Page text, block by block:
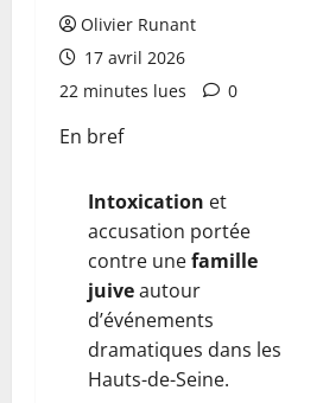
Olivier Runant
17 avril 2026
22 minutes lues
0
En bref
Intoxication et
accusation portée
contre unefamille
juiveautour
d’événements
dramatiques dans les
Hauts-de-Seine.